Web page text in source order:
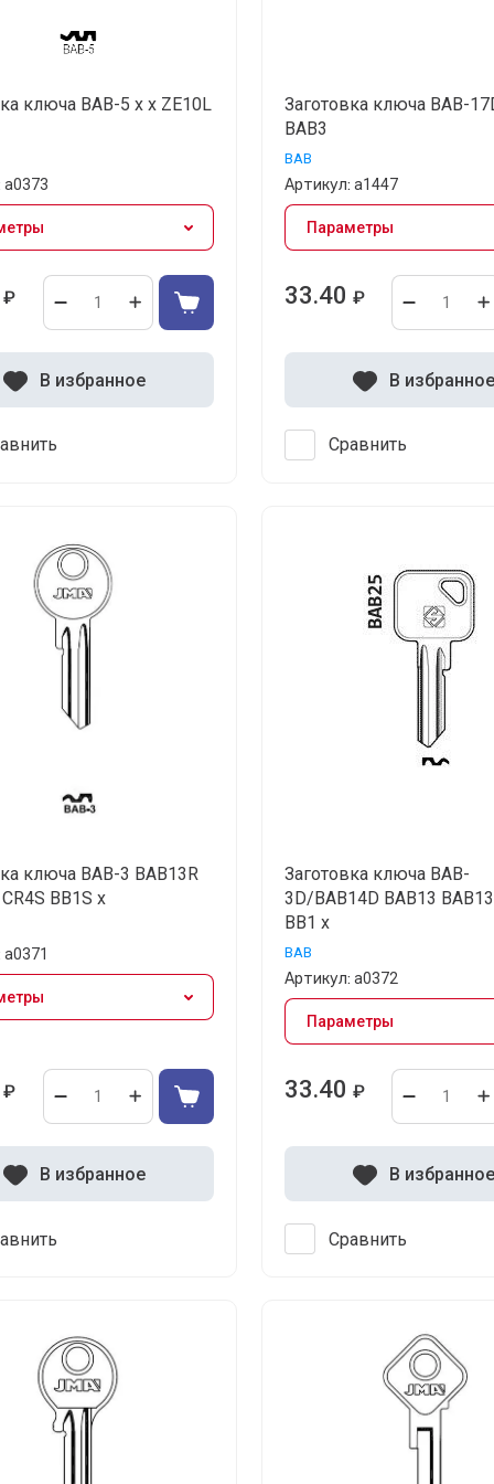
ключа BAB-5 x x ZE10L
а0373
₽
В избранное
Заготовка ключа BAB-
BAB3
BAB
Артикул: а1447
Параметры
33.40 ₽
Сравнить
В избранное
ключа BAB-3 BAB13R
BB1S x
а0371
₽
В избранное
Заготовка ключа BAB-
3D/BAB14D BAB13
BB1 x
BAB
Артикул: а0372
Параметры
33.40 ₽
Сравнить
В избранное